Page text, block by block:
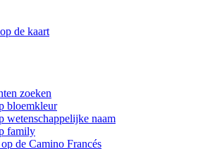
de kaart
zoeken
bloemkleur
wetenschappelijke naam
family
de Camino Francés